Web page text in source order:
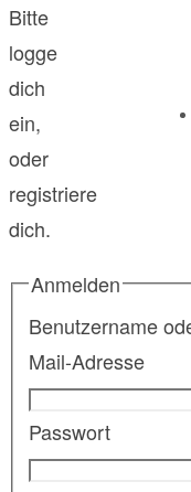
Bitte
logge
dich
ein,
oder
registriere
dich.
Anmelden
Benutzername
Mail-Adresse
Passwort